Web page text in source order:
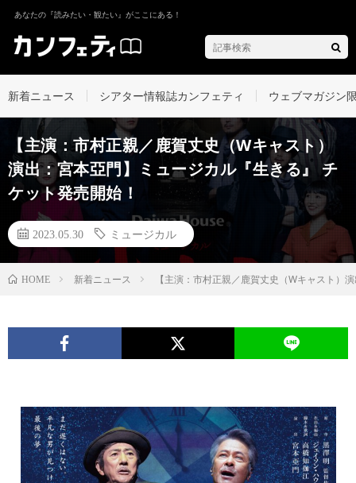
あなたの『読みたい・観たい』がここにある！
新着ニュース シアター情報誌カンフェティ ウェブマガジン
【主演：市村正親／鹿賀丈史（Wキャスト）
演出：宮本亞門】ミュージカル『生きる』 チ
ケット発売開始！
2023.05.30 ミュージカル
HOME 新着ニュース 【主演：市村正親／鹿賀丈史（Wキャスト）